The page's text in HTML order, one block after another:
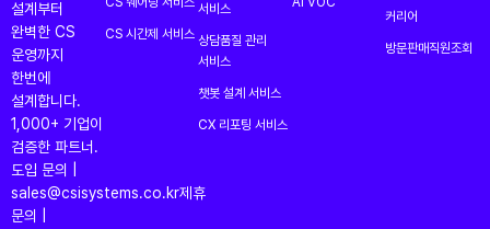
설계부터
완벽한 CS
운영까지
한번에
설계합니다.
1,000+ 기업이
검증한 파트너.
도입 문의 |
sales@csisystems.co.kr제휴
문의 |
CS 시간제 서비스
서비스
상담품질 관리
서비스
챗봇 설계 서비스
CX 리포팅 서비스
커리어
방문판매직원조회